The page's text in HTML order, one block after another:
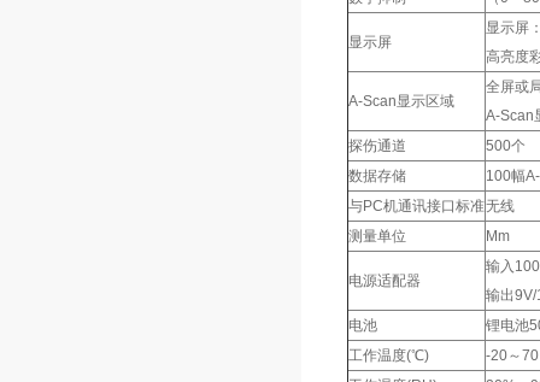
显示屏
显示屏
高亮度
A-Scan显示区域
全屏或
A-Scan
探伤通道
500个
数据存储
100幅
与PC机通讯接口标准无线
测量单位
Mm
电源适配器
输入
输出9V/
电池
锂电池
工作温度(℃)
-20～70